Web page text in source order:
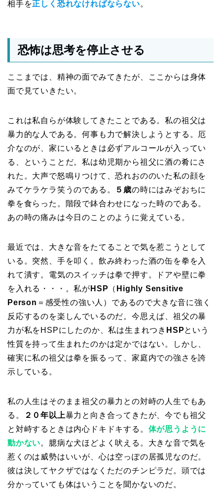
相手を正しく恐れなければならない。
恐怖は思考を停止させる
ここまでは、精神の面でみてきたが、ここからは身体
面で見ていきたい。
これは私自らが体験してきたことである。私の祖父は
暴力的な人である。何事も力で解決しようとする。厄
介なのが、家にいるときは必ずアルコールが入ってい
る、ということだ。私は幼児期から祖父に酒の肴にさ
れた。大声で怒鳴りつけて、恐れおののいた私の顔を
みてケラケラ笑うのである。
５歳の時にはみぞおちに
拳を食らった。階段で鉢合わせになった時のである。
あの時の痛みは今日のことのように覚えている。
最近では、大きな音をたてることで気を惹こうとして
いる。突然、手を叩く。飲み終わった酒の缶を拳を入
れて潰す。電気のスイッチは拳で押す。ドアや壁に拳
を入れる・・・。私が HSP （ Highly Sensitive
Person ＝感受性の強い人）であるので大きな音に強く
反応するのを楽しんでいるのだ。今思えば、祖父の暴
力が私をHSPにしたのか、私は生まれつき HSPという
性質を持って生まれたのかは定かではない。しかし、
確実に私の祖父は拳を振るって、家庭内での強さを誇
示している。
私の人生はそのまま祖父の暴力との対峙の人生でもあ
る。
２０年以上暴力と向き合ってきたが、今でも祖父
と対峙するときは内心ドキドキする。 体が思うように
動かない。臆病な犬ほどよく吠える。大きな音で気を
惹くのは威勢はいいが、心は空っぽの居孤児なのだ。
彼は決してヤクザではなくただのチンピラだ。頭では
分かっていても体はいうことを聞かないのだ。